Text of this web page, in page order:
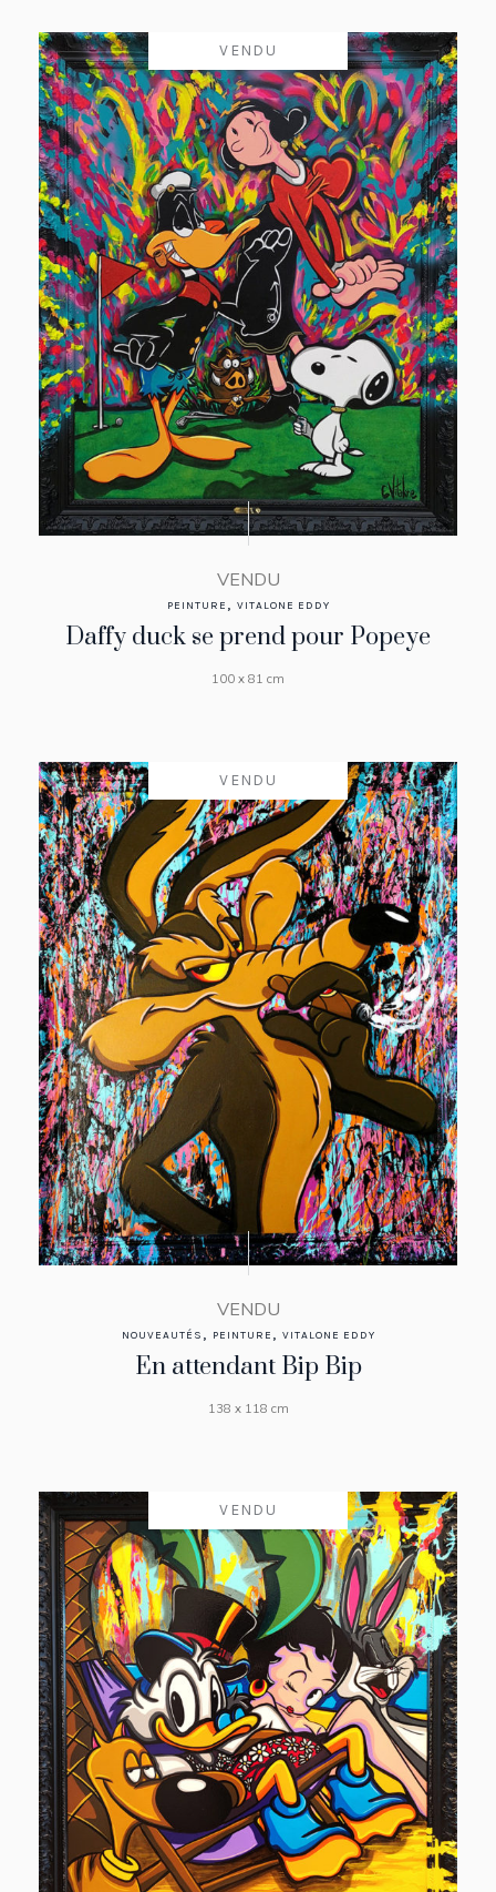
VENDU
VENDU
PEINTURE , VITALONE EDDY
Daffy duck se prend pour Popeye
100 x 81 cm
VENDU
VENDU
NOUVEAUTÉS , PEINTURE , VITALONE EDDY
En attendant Bip Bip
138 x 118 cm
VENDU